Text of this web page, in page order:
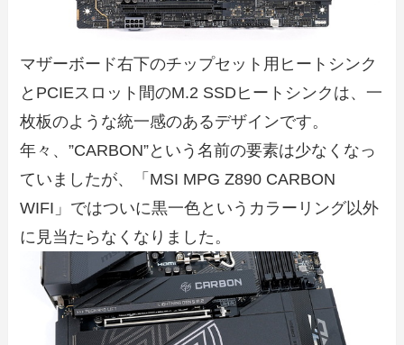
マザーボード右下のチップセット用ヒートシンク
とPCIEスロット間のM.2 SSDヒートシンクは、一
枚板のような統一感のあるデザインです。
年々、”CARBON”という名前の要素は少なくなっ
ていましたが、「MSI MPG Z890 CARBON
WIFI」ではついに黒一色というカラーリング以外
に見当たらなくなりました。